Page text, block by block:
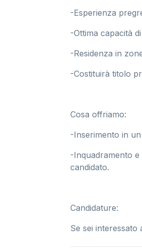
-Esperienza
-Ottima capacità
-Residenza in
-Costituirà titolo
Cosa offriamo:
-Inserimento in
-Inquadramento
candidato.
Candidature:
Se sei